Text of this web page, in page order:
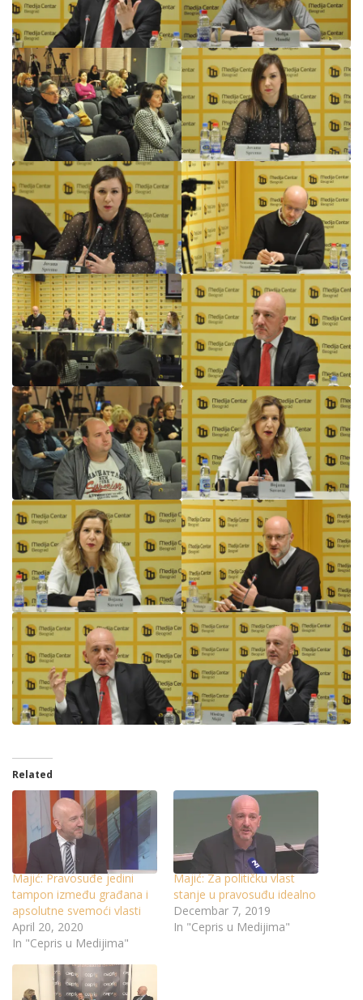
Related
Majić: Pravosuđe jedini
tampon između građana i
apsolutne svemoći vlasti
April 20, 2020
In "Cepris u Medijima"
Majić: Za političku vlast
stanje u pravosuđu idealno
Decembar 7, 2019
In "Cepris u Medijima"